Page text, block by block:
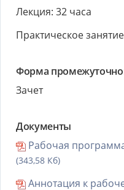
Лекция: 32 часа
Практическое
Форма
Зачет
Документы
Рабочая
(343,58 Кб)
Аннотация к